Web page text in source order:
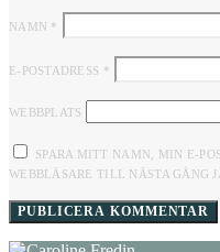
NAMN *
E-POSTADRESS *
WEBBPLATS
SPARA MITT NAMN, MIN E-
WEBBLÄSARE TILL NÄSTA GÅNG